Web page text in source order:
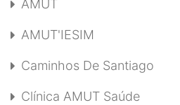
AMUT
AMUT'IESIM
Caminhos De Santiago
Clínica AMUT Saúde